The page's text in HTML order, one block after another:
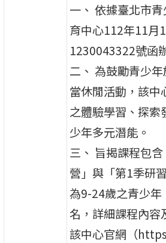
一、 依據臺北市
育中心112年11月
1230043322號函
二、 為鼓勵青少
當休閒活動，該中
之體驗學習、探索
少年多元潛能。
三、 旨揭課程包
營」與「第1季研
為9-24歲之青少年
名，詳細課程內容
該中心官網（